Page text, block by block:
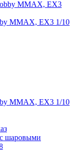
MMAX, EX3 1/10
MMAX, EX3 1/10